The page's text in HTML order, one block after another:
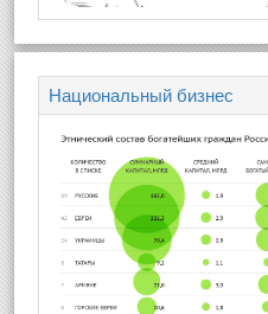
Национальный бизнес